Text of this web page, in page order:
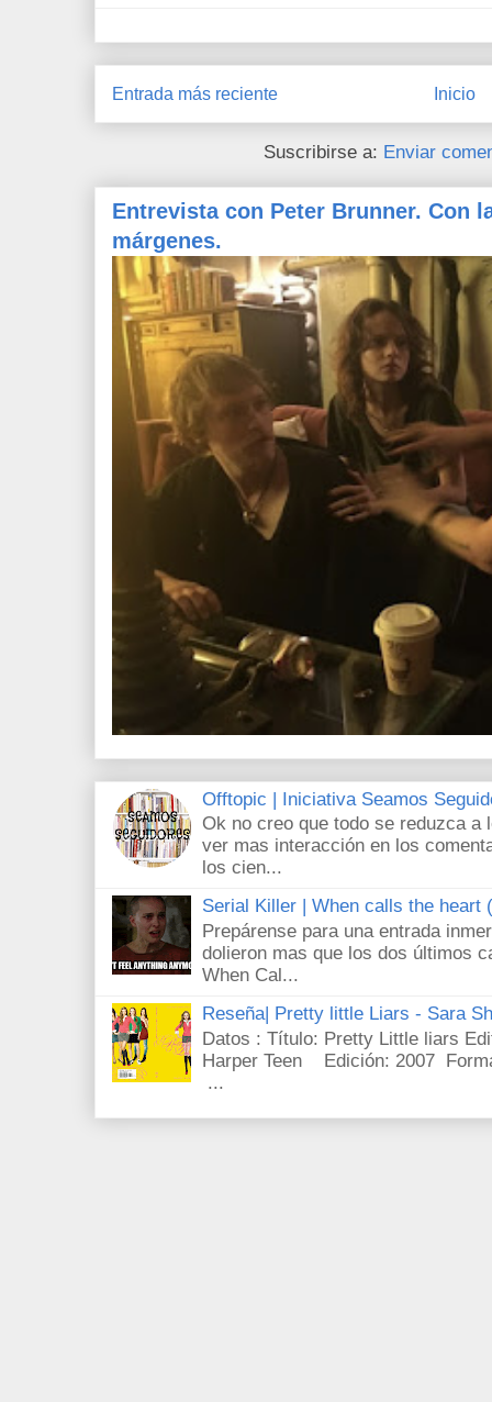
Entrada más reciente Inicio
Suscribirse a: Enviar
Entrevista con Peter Brunner. Con
márgenes.
Offtopic | Iniciativa Seamos
Ok no creo que todo se reduzca a
ver mas interacción en los
los cien...
Serial Killer | When calls the heart
Prepárense para una entrada
dolieron mas que los dos últimos
When Cal...
Reseña| Pretty little Liars - Sara
Datos : Título: Pretty Little liars
Harper Teen Edición: 2007
...